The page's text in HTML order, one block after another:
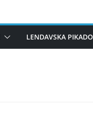
LENDAVSKA